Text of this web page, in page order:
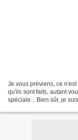
Je vous préviens, ce
qu'ils sont faits, autant
spéciale... Bien sûr, je